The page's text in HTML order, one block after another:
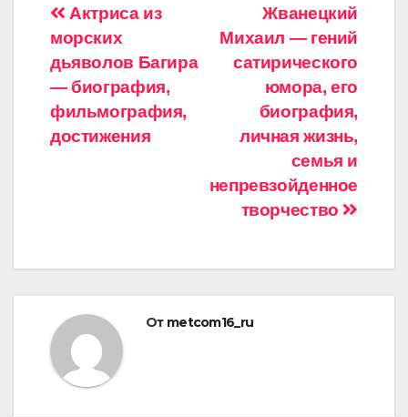
Навигация
по
записям
Жванецкий
Михаил — гений
сатирического
юмора, его
биография,
личная жизнь,
семья и
непревзойденное
творчество
Актриса из
морских
дьяволов Багира
— биография,
фильмография,
достижения
От metcom16_ru